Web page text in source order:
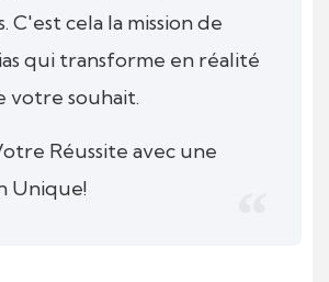
C'est cela la mission de
qui transforme en réalité
votre souhait.
Réussite avec une
Unique!